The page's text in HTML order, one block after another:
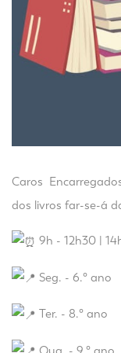
Caros
dos livros far-se-á
9h - 12h30 |
Seg. - 6.° ano
Ter. - 8.° ano